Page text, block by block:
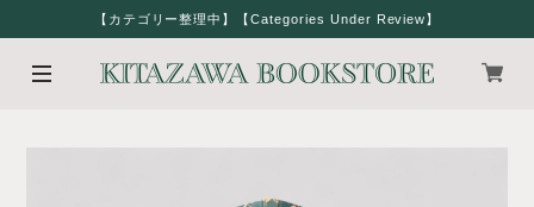
【カテゴリー整理中】【Categories Under Review】